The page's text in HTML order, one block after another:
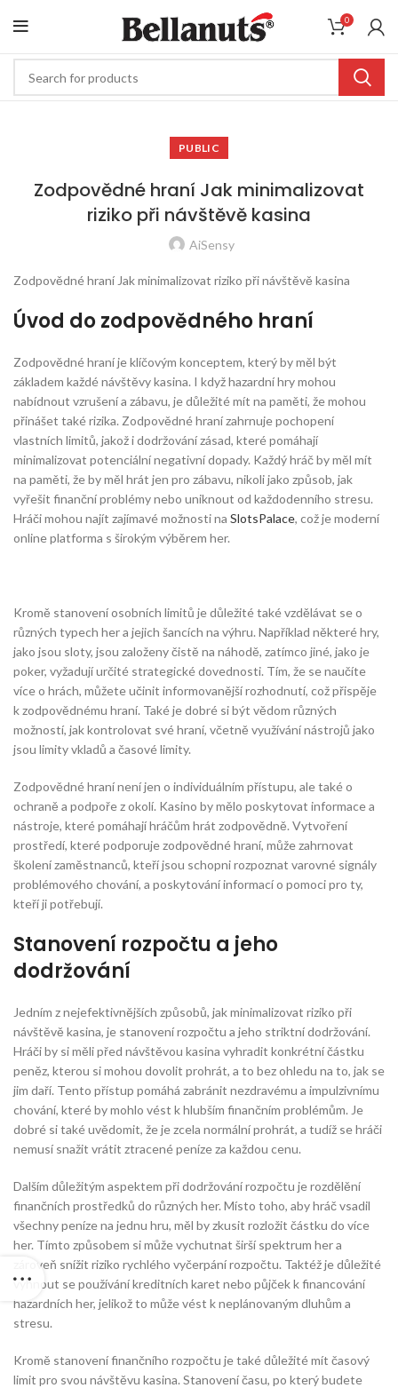
0
PUBLIC
Zodpovědné hraní Jak minimalizovat
riziko při návštěvě kasina
AiSensy
Zodpovědné hraní Jak minimalizovat riziko při návštěvě kasina
Úvod do zodpovědného hraní
Zodpovědné hraní je klíčovým konceptem, který by měl být
základem každé návštěvy kasina. I když hazardní hry mohou
nabídnout vzrušení a zábavu, je důležité mít na paměti, že mohou
přinášet také rizika. Zodpovědné hraní zahrnuje pochopení
vlastních limitů, jakož i dodržování zásad, které pomáhají
minimalizovat potenciální negativní dopady. Každý hráč by měl mít
na paměti, že by měl hrát jen pro zábavu, nikoli jako způsob, jak
vyřešit finanční problémy nebo uniknout od každodenního stresu.
Hráči mohou najít zajímavé možnosti na SlotsPalace, což je moderní
online platforma s širokým výběrem her.
Kromě stanovení osobních limitů je důležité také vzdělávat se o
různých typech her a jejich šancích na výhru. Například některé hry,
jako jsou sloty, jsou založeny čistě na náhodě, zatímco jiné, jako je
poker, vyžadují určité strategické dovednosti. Tím, že se naučíte
více o hrách, můžete učinit informovanější rozhodnutí, což přispěje
k zodpovědnému hraní. Také je dobré si být vědom různých
možností, jak kontrolovat své hraní, včetně využívání nástrojů jako
jsou limity vkladů a časové limity.
Zodpovědné hraní není jen o individuálním přístupu, ale také o
ochraně a podpoře z okolí. Kasino by mělo poskytovat informace a
nástroje, které pomáhají hráčům hrát zodpovědně. Vytvoření
prostředí, které podporuje zodpovědné hraní, může zahrnovat
školení zaměstnanců, kteří jsou schopni rozpoznat varovné signály
problémového chování, a poskytování informací o pomoci pro ty,
kteří ji potřebují.
Stanovení rozpočtu a jeho
dodržování
Jedním z nejefektivnějších způsobů, jak minimalizovat riziko při
návštěvě kasina, je stanovení rozpočtu a jeho striktní dodržování.
Hráči by si měli před návštěvou kasina vyhradit konkrétní částku
peněz, kterou si mohou dovolit prohrát, a to bez ohledu na to, jak se
jim daří. Tento přístup pomáhá zabránit nezdravému a impulzivnímu
chování, které by mohlo vést k hlubším finančním problémům. Je
dobré si také uvědomit, že je zcela normální prohrát, a tudíž se hráči
nemusí snažit vrátit ztracené peníze za každou cenu.
Dalším důležitým aspektem při dodržování rozpočtu je rozdělění
finančních prostředků do různých her. Místo toho, aby hráč vsadil
všechny peníze na jednu hru, měl by zkusit rozložit částku do více
her. Tímto způsobem si může vychutnat širší spektrum her a
zároveň snížit riziko rychlého vyčerpání rozpočtu. Taktéž je důležité
vyhnout se používání kreditních karet nebo půjček k financování
hazardních her, jelikož to může vést k neplánovaným dluhům a
stresu.
Kromě stanovení finančního rozpočtu je také důležité mít časový
limit pro svou návštěvu kasina. Stanovení času, po který budete